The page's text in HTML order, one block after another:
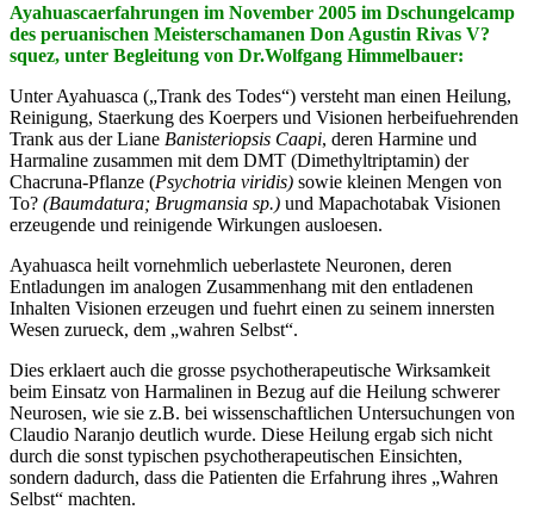
Ayahuascaerfahrungen im November 2005 im Dschungelcamp
des peruanischen Meisterschamanen Don Agustin Rivas V?
squez, unter Begleitung von Dr.Wolfgang Himmelbauer:
Unter Ayahuasca („Trank des Todes“) versteht man einen Heilung,
Reinigung, Staerkung des Koerpers und Visionen herbeifuehrenden
Trank aus der Liane Banisteriopsis Caapi, deren Harmine und
Harmaline zusammen mit dem DMT (Dimethyltriptamin) der
Chacruna-Pflanze (Psychotria viridis) sowie kleinen Mengen von
To? (Baumdatura; Brugmansia sp.) und Mapachotabak Visionen
erzeugende und reinigende Wirkungen ausloesen.
Ayahuasca heilt vornehmlich ueberlastete Neuronen, deren
Entladungen im analogen Zusammenhang mit den entladenen
Inhalten Visionen erzeugen und fuehrt einen zu seinem innersten
Wesen zurueck, dem „wahren Selbst“.
Dies erklaert auch die grosse psychotherapeutische Wirksamkeit
beim Einsatz von Harmalinen in Bezug auf die Heilung schwerer
Neurosen, wie sie z.B. bei wissenschaftlichen Untersuchungen von
Claudio Naranjo deutlich wurde. Diese Heilung ergab sich nicht
durch die sonst typischen psychotherapeutischen Einsichten,
sondern dadurch, dass die Patienten die Erfahrung ihres „Wahren
Selbst“ machten.